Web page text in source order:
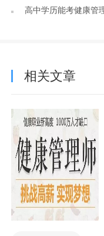
高中学历能考健康管
相关文章